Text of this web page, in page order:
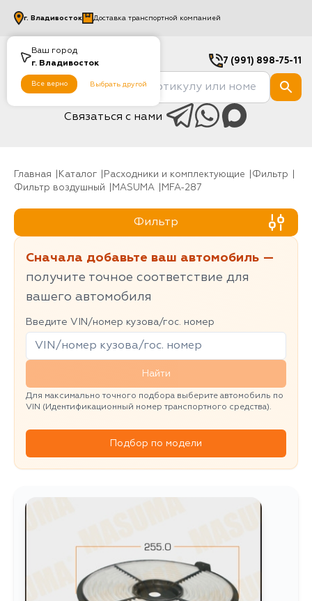
Ваш город
г. Владивосток
Все верно Выбрать другой
г. Владивосток Доставка транспортной компанией
7 (991) 898-75-11
Связаться с нами
Главная Каталог Расходники и комплектующие
фильтр
Фильтр воздушный
MASUMA MFA-287
Фильтр
Сначала добавьте ваш автомобиль —
получите точное соответствие для
вашего автомобиля
Введите VIN/номер кузова/гос. номер
Найти
Для максимально точного подбора выберите автомобиль по
VIN (Идентификационный номер транспортного средства).
Подбор по модели